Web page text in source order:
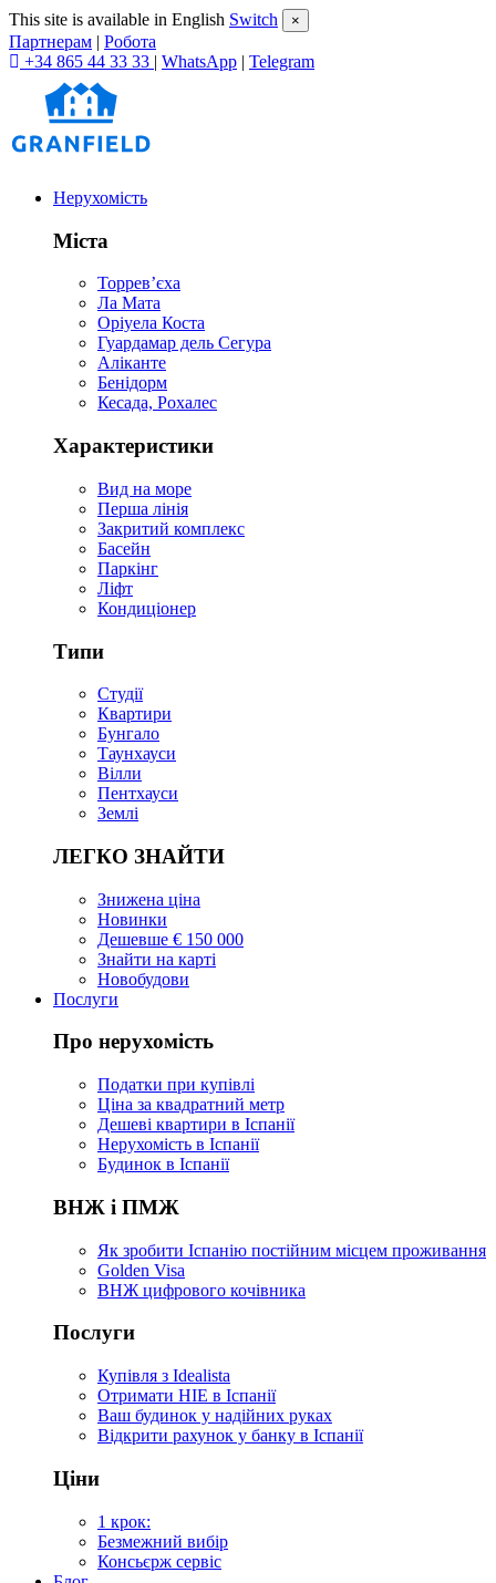
This site is available in English Switch ×
Партнерам | Робота
+34 865 44 33 33 | WhatsApp | Telegram
Нерухомість
Міста
Торревʼєха
Ла Мата
Оріуела Коста
Гуардамар дель Сегура
Аліканте
Бенідорм
Кесада, Рохалес
Характеристики
Вид на море
Перша лінія
Закритий комплекс
Басейн
Паркінг
Ліфт
Кондиціонер
Типи
Студії
Квартири
Бунгало
Таунхауси
Вілли
Пентхауси
Землі
ЛЕГКО ЗНАЙТИ
Знижена ціна
Новинки
Дешевше € 150 000
Знайти на карті
Новобудови
Послуги
Про нерухомість
Податки при купівлі
Ціна за квадратний метр
Дешеві квартири в Іспанії
Нерухомість в Іспанії
Будинок в Іспанії
ВНЖ і ПМЖ
Як зробити Іспанію постійним місцем проживання
Golden Visa
ВНЖ цифрового кочівника
Послуги
Купівля з Idealista
Отримати НІЕ в Іспанії
Ваш будинок у надійних руках
Відкрити рахунок у банку в Іспанії
Ціни
1 крок:
Безмежний вибір
Консьєрж сервіс